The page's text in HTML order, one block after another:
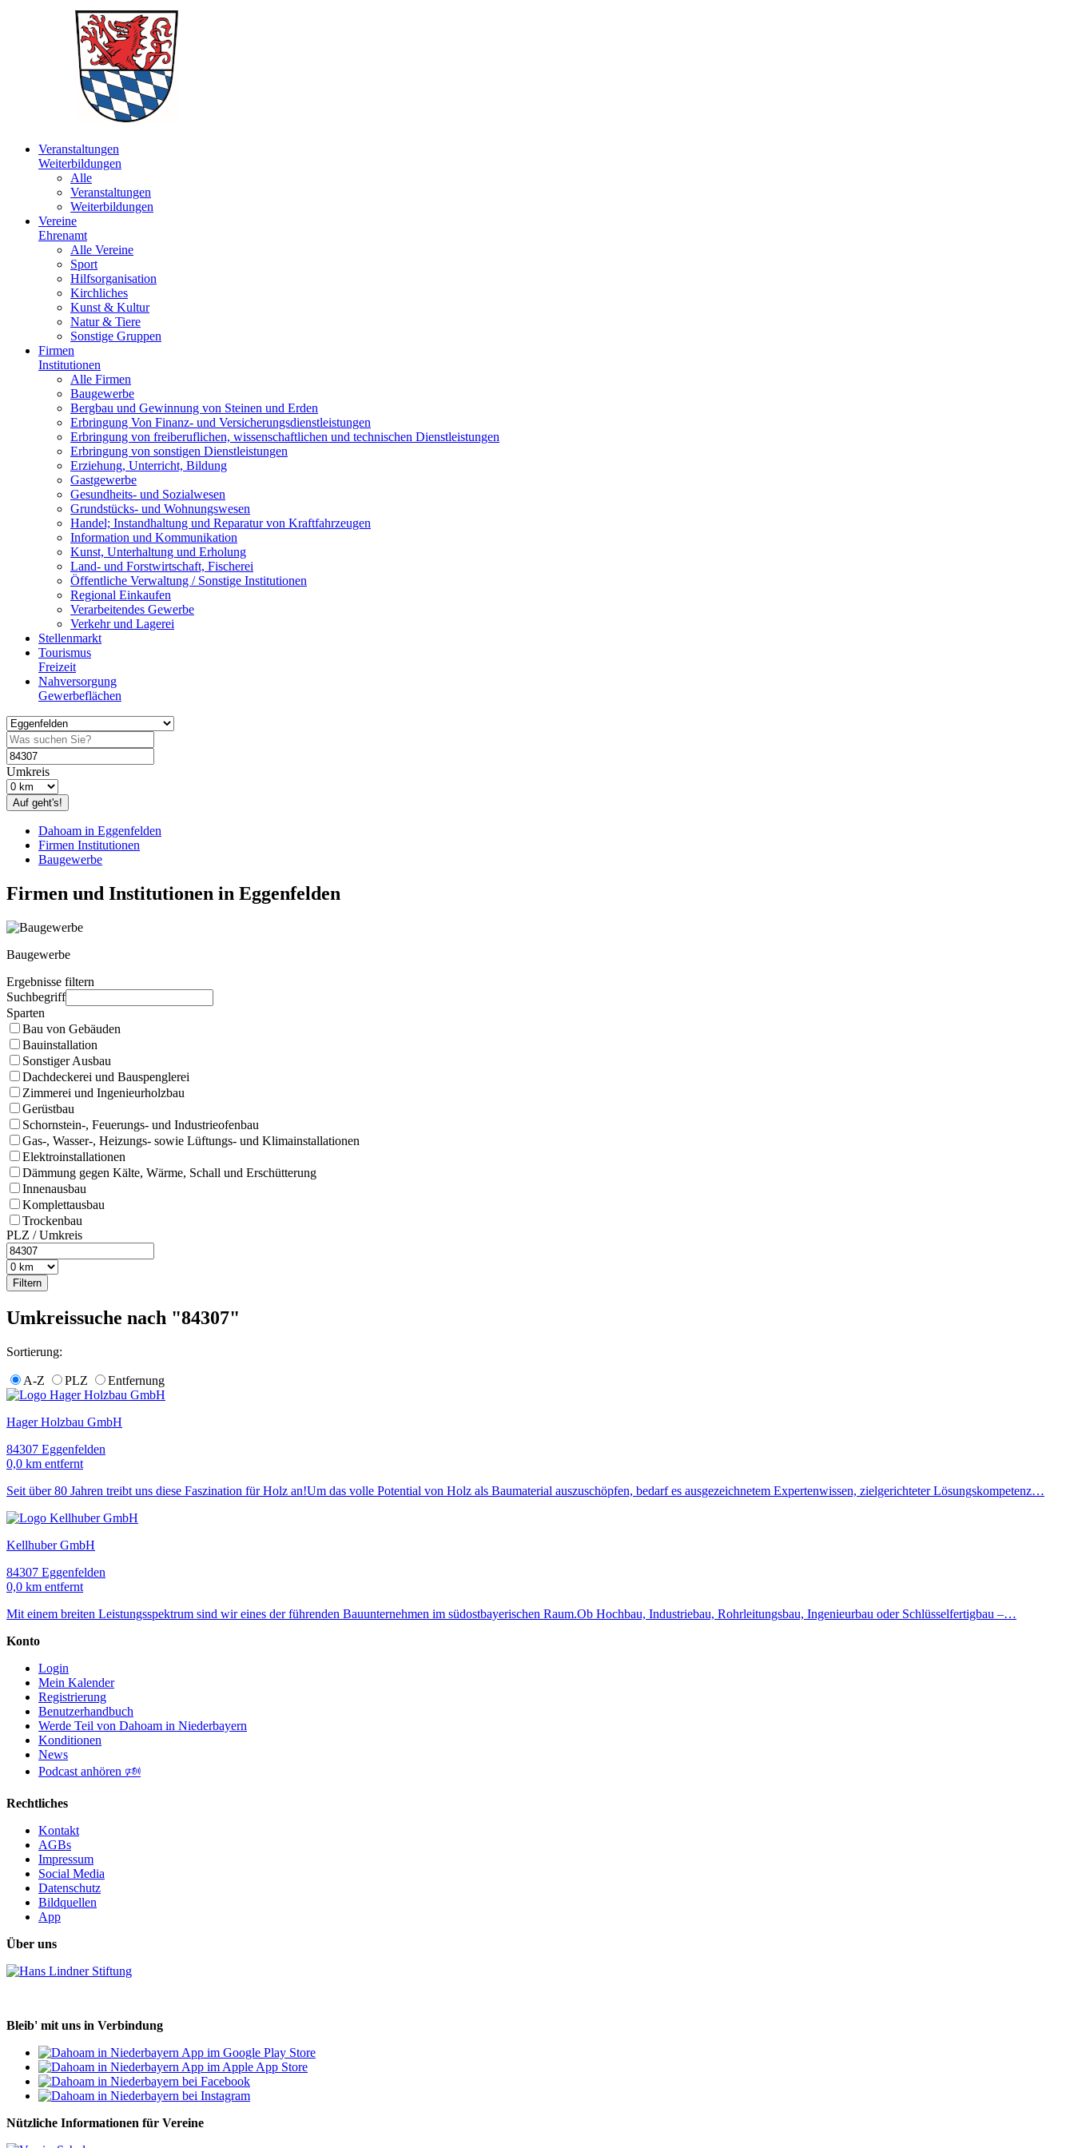
Veranstaltungen
Weiterbildungen
Alle
Veranstaltungen
Weiterbildungen
Vereine
Ehrenamt
Alle Vereine
Sport
Hilfsorganisation
Kirchliches
Kunst & Kultur
Natur & Tiere
Sonstige Gruppen
Firmen
Institutionen
Alle Firmen
Baugewerbe
Bergbau und Gewinnung von Steinen und Erden
Erbringung Von Finanz- und Versicherungsdienstleistungen
Erbringung von freiberuflichen, wissenschaftlichen und technischen Dienstleistungen
Erbringung von sonstigen Dienstleistungen
Erziehung, Unterricht, Bildung
Gastgewerbe
Gesundheits- und Sozialwesen
Grundstücks- und Wohnungswesen
Handel; Instandhaltung und Reparatur von Kraftfahrzeugen
Information und Kommunikation
Kunst, Unterhaltung und Erholung
Land- und Forstwirtschaft, Fischerei
Öffentliche Verwaltung / Sonstige Institutionen
Regional Einkaufen
Verarbeitendes Gewerbe
Verkehr und Lagerei
Stellenmarkt
Tourismus
Freizeit
Nahversorgung
Gewerbeflächen
Umkreis
Auf geht's!
Dahoam in Eggenfelden
Firmen Institutionen
Baugewerbe
Firmen und Institutionen in Eggenfelden
Baugewerbe
Ergebnisse filtern
Suchbegriff
Sparten
Bau von Gebäuden
Bauinstallation
Sonstiger Ausbau
Dachdeckerei und Bauspenglerei
Zimmerei und Ingenieurholzbau
Gerüstbau
Schornstein-, Feuerungs- und Industrieofenbau
Gas-, Wasser-, Heizungs- sowie Lüftungs- und Klimainstallationen
Elektroinstallationen
Dämmung gegen Kälte, Wärme, Schall und Erschütterung
Innenausbau
Komplettausbau
Trockenbau
PLZ / Umkreis
Umkreissuche nach "84307"
Sortierung:
A-Z PLZ Entfernung
Hager Holzbau GmbH
84307 Eggenfelden
0,0 km entfernt
Seit über 80 Jahren treibt uns diese Faszination für Holz an!Um das volle Potential von Holz als Baumaterial auszuschöpfen, bedarf es ausgezeichnetem Expertenwissen, zielgerichteter Lösungskompetenz…
Kellhuber GmbH
84307 Eggenfelden
0,0 km entfernt
Mit einem breiten Leistungsspektrum sind wir eines der führenden Bauunternehmen im südostbayerischen Raum.Ob Hochbau, Industriebau, Rohrleitungsbau, Ingenieurbau oder Schlüsselfertigbau –…
Konto
Login
Mein Kalender
Registrierung
Benutzerhandbuch
Werde Teil von Dahoam in Niederbayern
Konditionen
News
Podcast anhören 🕬
Rechtliches
Kontakt
AGBs
Impressum
Social Media
Datenschutz
Bildquellen
App
Über uns
Bleib' mit uns in Verbindung
Nützliche Informationen für Vereine